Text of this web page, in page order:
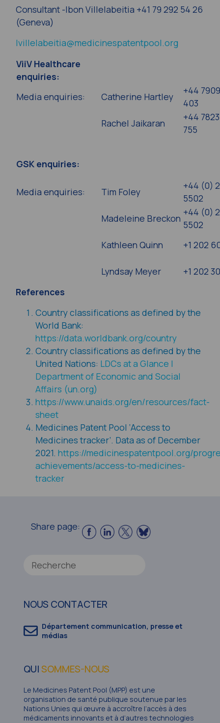
Consultant -Ibon Villelabeitia +41 79 292 54 26
(Geneva)
Ivillelabeitia@medicinespatentpool.org
ViiV Healthcare
enquiries:
Media enquiries:
Catherine Hartley
+44
403
Rachel Jaikaran
+44
755
GSK enquiries:
Media enquiries: Tim Foley
+44 (0)
5502
Madeleine Breckon
+44 (0)
5502
Kathleen Quinn
+1 202
Lyndsay Meyer
+1 202
References
Country classifications as defined by the
World Bank:
https://data.worldbank.org/country
Country classifications as defined by the
United Nations: LDCs at a Glance |
Department of Economic and Social
Affairs (un.org)
https://www.unaids.org/en/resources/fact-
sheet
Medicines Patent Pool ‘Access to
Medicines tracker’. Data as of December
2021. https://medicinespatentpool.org/
achievements/access-to-medicines-
tracker
Share page:
NOUS CONTACTER
Département communication, presse et
médias
QUISOMMES-NOUS
Le Medicines Patent Pool (MPP) est une
organisation de santé publique soutenue par les
Nations Unies qui œuvre à accroître l’accès à des
médicaments innovants et à d’autres technologies